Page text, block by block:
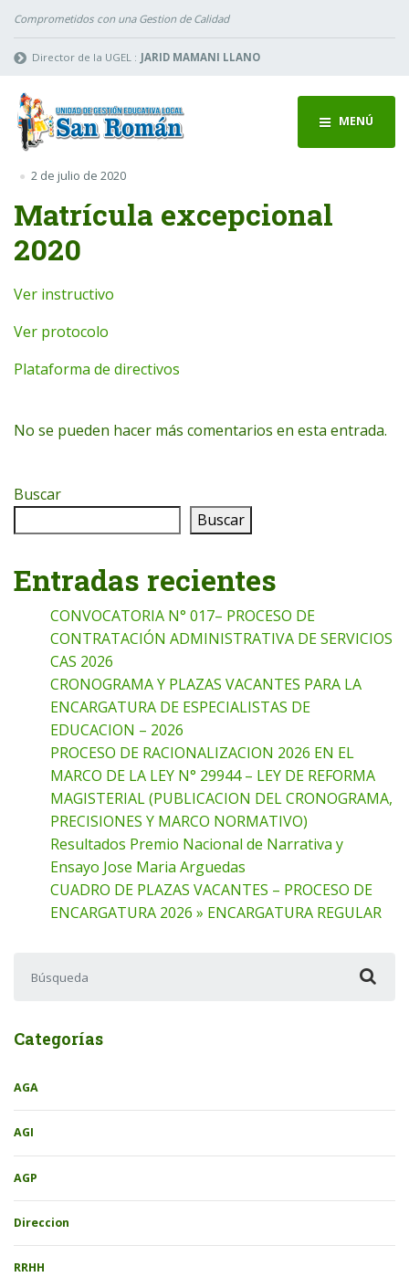
Comprometidos con una Gestion de Calidad
Director de la UGEL : JARID MAMANI LLANO
MENÚ
2 de julio de 2020
Matrícula excepcional
2020
Ver instructivo
Ver protocolo
Plataforma de directivos
No se pueden hacer más comentarios en esta entrada.
Buscar
Buscar
Entradas recientes
CONVOCATORIA N° 017– PROCESO DE
CONTRATACIÓN ADMINISTRATIVA DE SERVICIOS
CAS 2026
CRONOGRAMA Y PLAZAS VACANTES PARA LA
ENCARGATURA DE ESPECIALISTAS DE
EDUCACION – 2026
PROCESO DE RACIONALIZACION 2026 EN EL
MARCO DE LA LEY N° 29944 – LEY DE REFORMA
MAGISTERIAL (PUBLICACION DEL CRONOGRAMA,
PRECISIONES Y MARCO NORMATIVO)
Resultados Premio Nacional de Narrativa y
Ensayo Jose Maria Arguedas
CUADRO DE PLAZAS VACANTES – PROCESO DE
ENCARGATURA 2026 » ENCARGATURA REGULAR
Categorías
AGA
AGI
AGP
Direccion
RRHH